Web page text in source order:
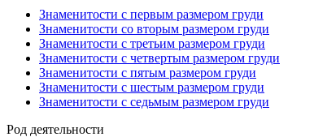
Знаменитости с первым размером груди
Знаменитости со вторым размером груди
Знаменитости с третьим размером груди
Знаменитости с четвертым размером груди
Знаменитости с пятым размером груди
Знаменитости с шестым размером груди
Знаменитости с седьмым размером груди
Род деятельности